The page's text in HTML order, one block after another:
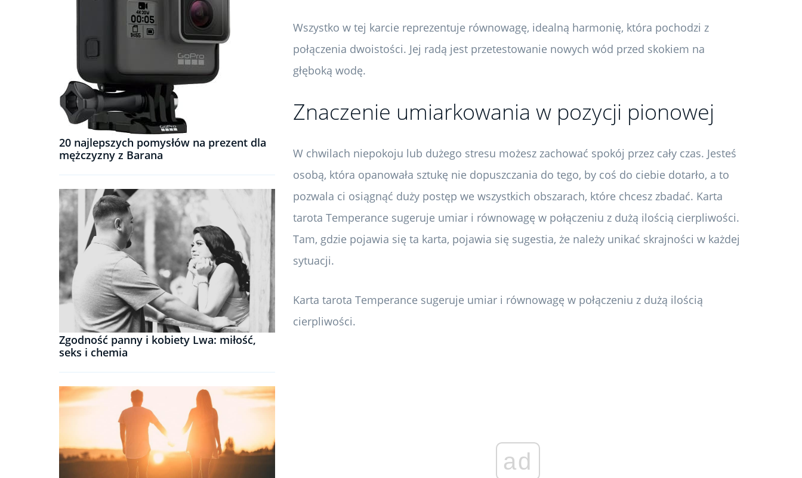
20 najlepszych pomysłów na prezent dla
mężczyzny z Barana
Zgodność panny i kobiety Lwa: miłość,
seks i chemia
Wszystko w tej karcie reprezentuje równowagę, idealną harmonię, która pochodzi z
połączenia dwoistości. Jej radą jest przetestowanie nowych wód przed skokiem na
głęboką wodę.
Znaczenie umiarkowania w pozycji pionowej
W chwilach niepokoju lub dużego stresu możesz zachować spokój przez cały czas. Jesteś
osobą, która opanowała sztukę nie dopuszczania do tego, by coś do ciebie dotarło, a to
pozwala ci osiągnąć duży postęp we wszystkich obszarach, które chcesz zbadać. Karta
tarota Temperance sugeruje umiar i równowagę w połączeniu z dużą ilością cierpliwości.
Tam, gdzie pojawia się ta karta, pojawia się sugestia, że ​​należy unikać skrajności w każdej
sytuacji.
Karta tarota Temperance sugeruje umiar i równowagę w połączeniu z dużą ilością
cierpliwości.
ad